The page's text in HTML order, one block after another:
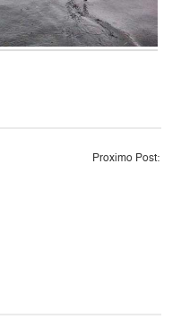
Proximo Post: